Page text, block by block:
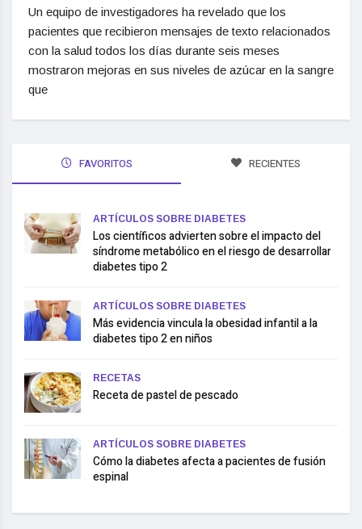
Un equipo de investigadores ha revelado que los
pacientes que recibieron mensajes de texto relacionados
con la salud todos los días durante seis meses
mostraron mejoras en sus niveles de azúcar en la sangre
que
FAVORITOS RECIENTES
ARTÍCULOS SOBRE DIABETES
Los científicos advierten sobre el impacto del
síndrome metabólico en el riesgo de desarrollar
diabetes tipo 2
ARTÍCULOS SOBRE DIABETES
Más evidencia vincula la obesidad infantil a la
diabetes tipo 2 en niños
RECETAS
Receta de pastel de pescado
ARTÍCULOS SOBRE DIABETES
Cómo la diabetes afecta a pacientes de fusión
espinal